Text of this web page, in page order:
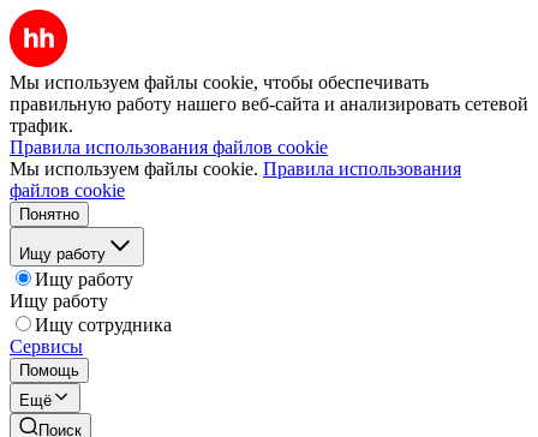
Мы используем файлы cookie, чтобы обеспечивать
правильную работу нашего веб-сайта и анализировать сетевой
трафик.
Правила использования файлов cookie
Мы используем файлы cookie. Правила использования
файлов cookie
Понятно
Ищу работу
Ищу работу
Ищу работу
Ищу сотрудника
Сервисы
Помощь
Ещё
Поиск